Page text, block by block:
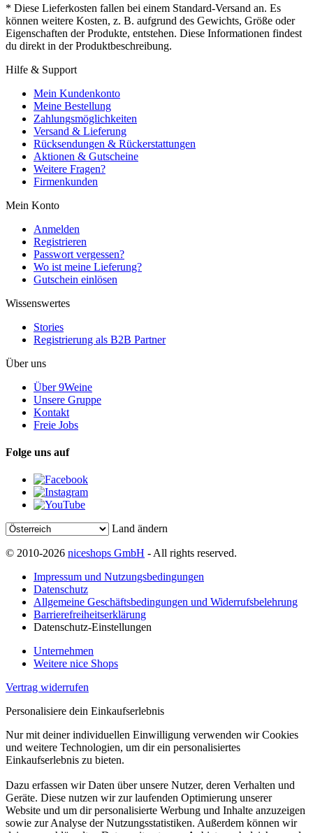
* Diese Lieferkosten fallen bei einem Standard-Versand an. Es
können weitere Kosten, z. B. aufgrund des Gewichts, Größe oder
Eigenschaften der Produkte, entstehen. Diese Informationen findest
du direkt in der Produktbeschreibung.
Hilfe & Support
Mein Kundenkonto
Meine Bestellung
Zahlungsmöglichkeiten
Versand & Lieferung
Rücksendungen & Rückerstattungen
Aktionen & Gutscheine
Weitere Fragen?
Firmenkunden
Mein Konto
Anmelden
Registrieren
Passwort vergessen?
Wo ist meine Lieferung?
Gutschein einlösen
Wissenswertes
Stories
Registrierung als B2B Partner
Über uns
Über 9Weine
Unsere Gruppe
Kontakt
Freie Jobs
Folge uns auf
Land ändern
© 2010-2026 niceshops GmbH - All rights reserved.
Impressum und Nutzungsbedingungen
Datenschutz
Allgemeine Geschäftsbedingungen und Widerrufsbelehrung
Barrierefreiheitserklärung
Datenschutz-Einstellungen
Unternehmen
Weitere nice Shops
Vertrag widerrufen
Personalisiere dein Einkaufserlebnis
Nur mit deiner individuellen Einwilligung verwenden wir Cookies
und weitere Technologien, um dir ein personalisiertes
Einkaufserlebnis zu bieten.
Dazu erfassen wir Daten über unsere Nutzer, deren Verhalten und
Geräte. Diese nutzen wir zur laufenden Optimierung unserer
Website und um dir personalisierte Werbung und Inhalte anzuzeigen
sowie zur Analyse der Nutzungsstatistiken. Außerdem können wir